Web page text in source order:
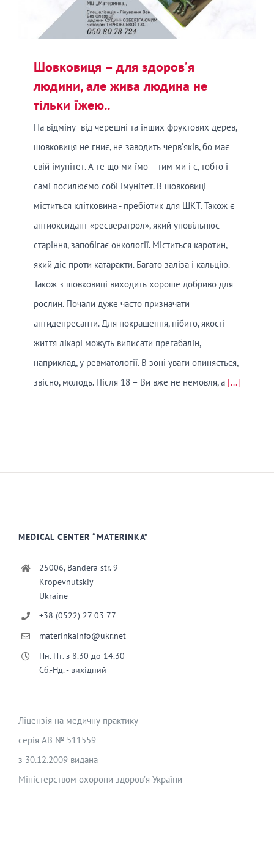
Шовковиця – для здоров’я
людини, але жива людина не
тільки їжею..
На відміну від черешні та інших фруктових дерев,
шовковиця не гниє, не заводить черв’яків, бо має
свій імунітет. А те що ми їмо – тим ми і є, тобто і
самі посилюємо собі імунітет. В шовковиці
міститься клітковина - пребіотик для ШКТ. Також є
антиоксидант «ресвератрол», який уповільнює
старіння, запобігає онкології. Міститься каротин,
який діє проти катаракти. Багато заліза і кальцію.
Також з шовковиці виходить хороше добриво для
рослин. Почали дуже часто призначати
антидепресанти. Для покращення, нібито, якості
життя лікарі можуть виписати прегабалін,
наприклад, у ревматології. В зоні уваги опиняється,
звісно, молодь. Після 18 – Ви вже не немовля, а [...]
MEDICAL CENTER “MATERINKA”
25006, Bandera str. 9
Kropevnutskiy
Ukraine
+38 (0522) 27 03 77
materinkainfo@ukr.net
Пн.-Пт. з 8.30 до 14.30
Сб.-Нд. - вихідний
Ліцензія на медичну практику
серія АВ № 511559
з 30.12.2009 видана
Міністерством охорони здоров’я України